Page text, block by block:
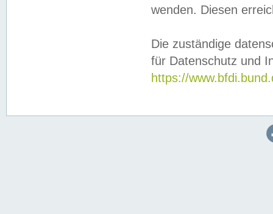
wenden. Diesen
Die zuständige
für Datenschutz und
https://